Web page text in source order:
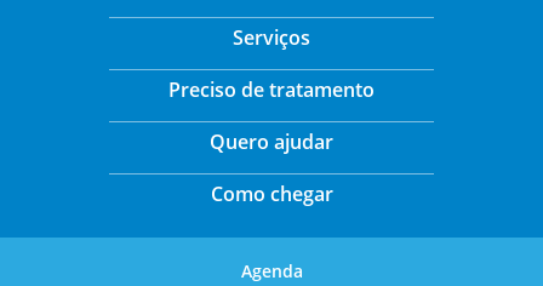
Serviços
Preciso de tratamento
Quero ajudar
Como chegar
Agenda